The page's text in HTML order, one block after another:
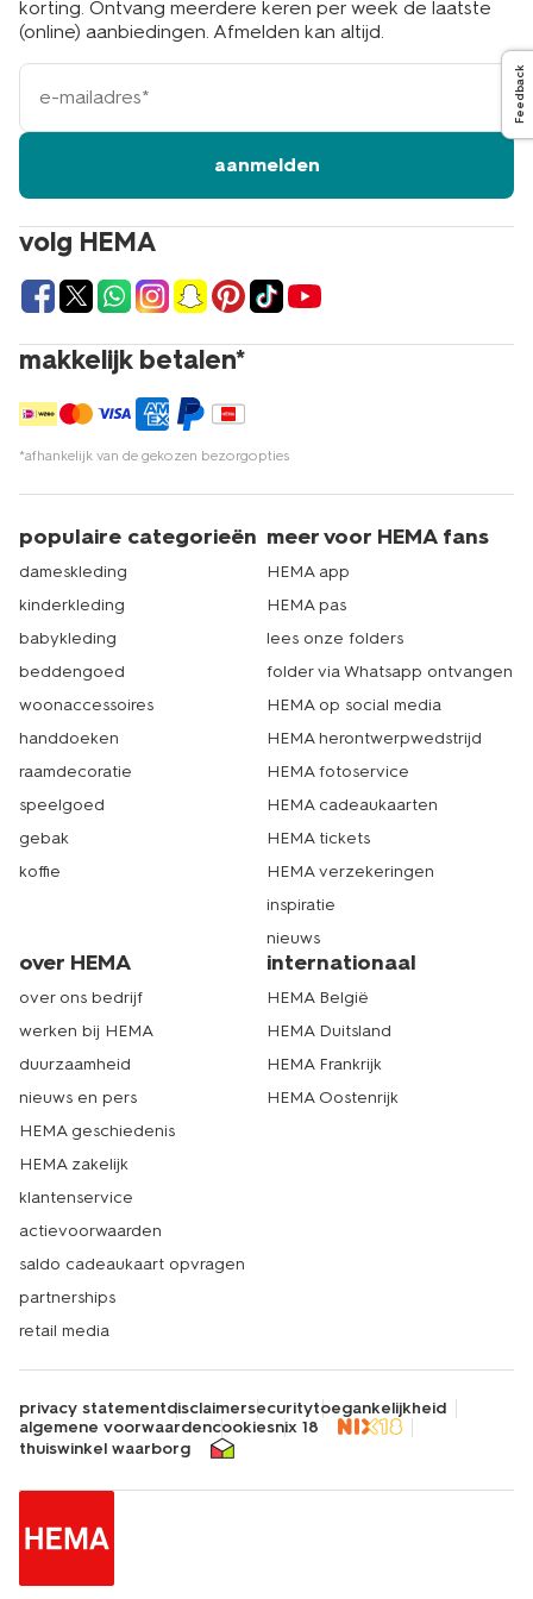
volg HEMA
makkelijk betalen*
*afhankelijk van de gekozen bezorgopties
korting. Ontvang meerdere keren per week de laatste
(online) aanbiedingen. Afmelden kan altijd.
e-
mailadres
aanmelden
populaire categorieën
dameskleding
kinderkleding
babykleding
beddengoed
woonaccessoires
handdoeken
raamdecoratie
speelgoed
gebak
koffie
meer voor HEMA fans
HEMA app
HEMA pas
lees onze folders
folder via Whatsapp ontvangen
HEMA op social media
HEMA herontwerpwedstrijd
HEMA fotoservice
HEMA cadeaukaarten
HEMA tickets
HEMA verzekeringen
inspiratie
nieuws
over HEMA
over ons bedrijf
werken bij HEMA
duurzaamheid
nieuws en pers
HEMA geschiedenis
HEMA zakelijk
klantenservice
actievoorwaarden
saldo cadeaukaart opvragen
partnerships
retail media
internationaal
HEMA België
HEMA Duitsland
HEMA Frankrijk
HEMA Oostenrijk
privacy statementdisclaimersecuritytoegankelijkheid
algemene voorwaardencookiesnix 18
thuiswinkel waarborg
Feedback